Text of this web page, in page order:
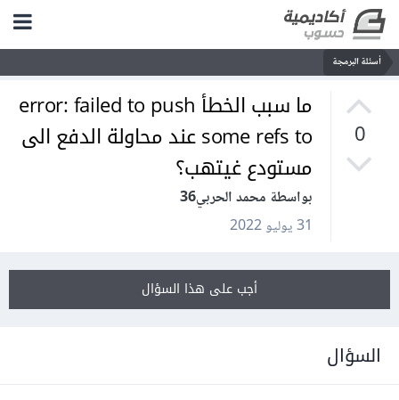
أسئلة البرمجة
0
ما سبب الخطأ error: failed to push
some refs to عند محاولة الدفع الى
مستودع غيتهب؟
بواسطة محمد الحربي36
31 يوليو 2022
أجب على هذا السؤال
السؤال